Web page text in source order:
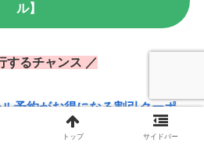
ル】
するチャンス ／
予約がお得になる割引クーポ
トップ サイドバー